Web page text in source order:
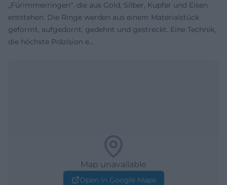
„Fürimmerringen“, die aus Gold, Silber, Kupfer und Eisen
entstehen. Die Ringe werden aus einem Materialstück
geformt, aufgedornt, gedehnt und gestreckt. Eine Technik,
die höchste Präzision e...
Map unavailable
Open in Google Maps